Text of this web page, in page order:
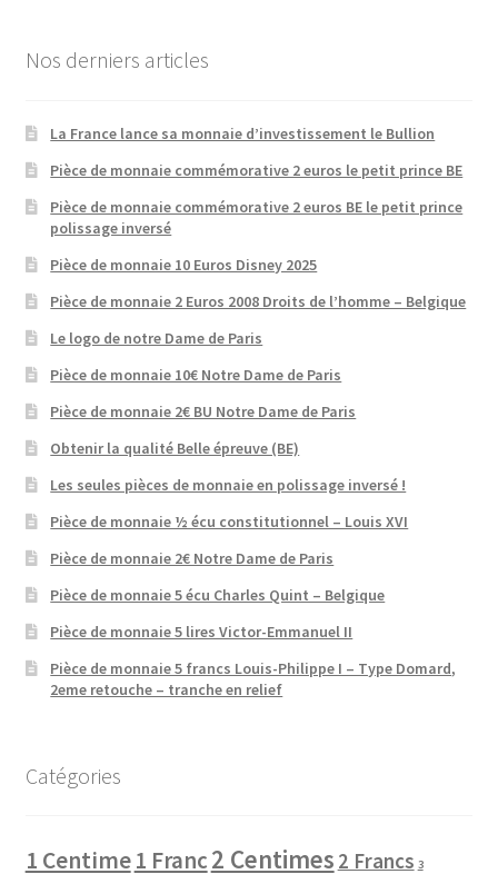
Nos derniers articles
La France lance sa monnaie d’investissement le Bullion
Pièce de monnaie commémorative 2 euros le petit prince BE
Pièce de monnaie commémorative 2 euros BE le petit prince
polissage inversé
Pièce de monnaie 10 Euros Disney 2025
Pièce de monnaie 2 Euros 2008 Droits de l’homme – Belgique
Le logo de notre Dame de Paris
Pièce de monnaie 10€ Notre Dame de Paris
Pièce de monnaie 2€ BU Notre Dame de Paris
Obtenir la qualité Belle épreuve (BE)
Les seules pièces de monnaie en polissage inversé !
Pièce de monnaie ½ écu constitutionnel – Louis XVI
Pièce de monnaie 2€ Notre Dame de Paris
Pièce de monnaie 5 écu Charles Quint – Belgique
Pièce de monnaie 5 lires Victor-Emmanuel II
Pièce de monnaie 5 francs Louis-Philippe I – Type Domard,
2eme retouche – tranche en relief
Catégories
1 Centime1 Franc2 Centimes 2 Francs 3